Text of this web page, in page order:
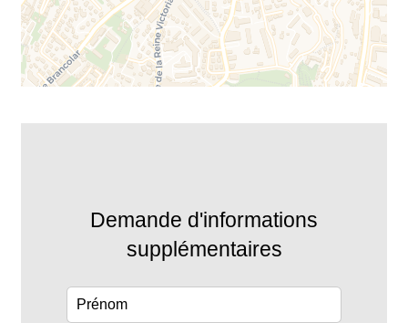
Demande d'informations
supplémentaires